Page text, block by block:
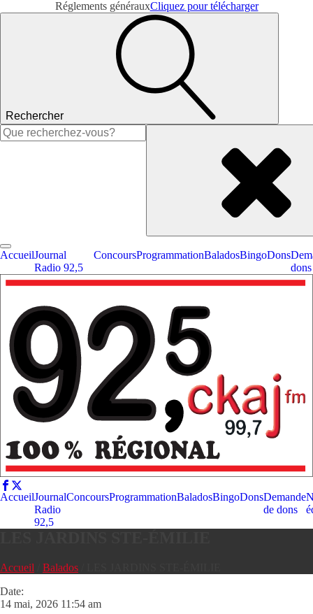
Réglements générauxCliquez pour télécharger
Rechercher
Rechercher :
AccueilJournal
Radio 92,5
ConcoursProgrammationBaladosBingoDons
dons
AccueilJournal
Radio
92,5
ConcoursProgrammationBaladosBingoDonsDemande
de dons
Accueil Balados
Date:
14 mai, 2026 11:54 am